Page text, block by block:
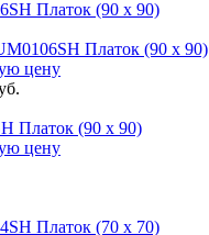
Платок (90 х 90)
цену
Платок (90 х 90)
цену